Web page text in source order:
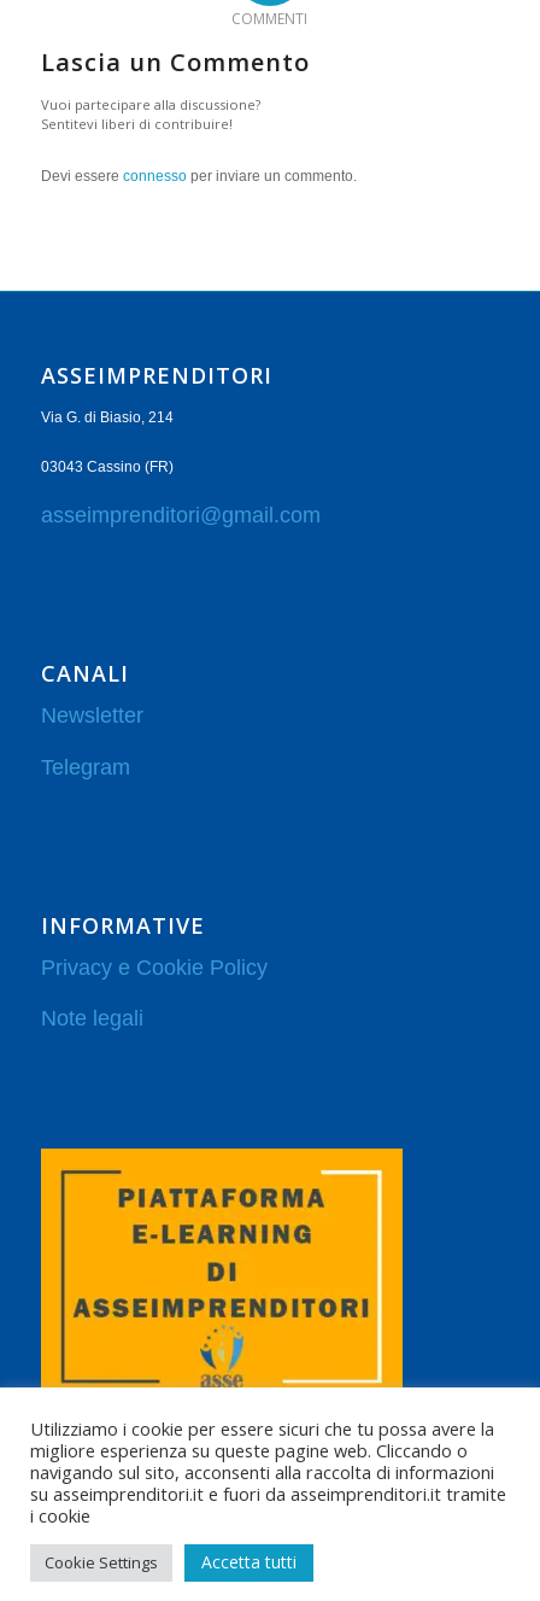
COMMENTI
Lascia un Commento
Vuoi partecipare alla discussione?
Sentitevi liberi di contribuire!
Devi essere connessoper inviare un commento.
ASSEIMPRENDITORI
Via G. di Biasio, 214
03043 Cassino (FR)
asseimprenditori@gmail.com
CANALI
Newsletter
Telegram
INFORMATIVE
Privacy e Cookie Policy
Note legali
www.asseimprenditori.it |
Utilizziamo i cookie per essere sicuri che tu possa avere la
migliore esperienza su queste pagine web. Cliccando o
navigando sul sito, acconsenti alla raccolta di informazioni
su asseimprenditori.it e fuori da asseimprenditori.it tramite
i cookie
Cookie Settings Accetta tutti